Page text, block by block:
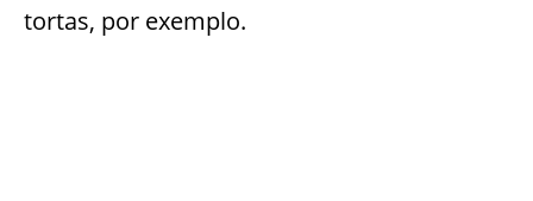
tortas, por exemplo.